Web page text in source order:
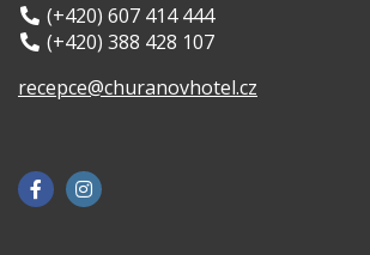
(+420) 607 414 444
(+420) 388 428 107
recepce@churanovhotel.cz